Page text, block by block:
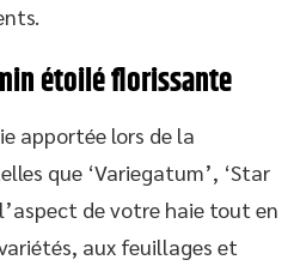
étoilé florissante
apportée lors de la
que ‘Variegatum’, ‘Star
de votre haie tout en
aux feuillages et